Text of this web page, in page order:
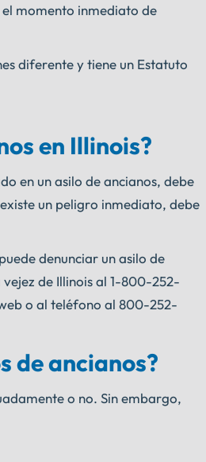
el momento inmediato de
diferente y tiene un Estatuto
en Illinois?
en un asilo de ancianos, debe
un peligro inmediato, debe
denunciar un asilo de
de Illinois al 1-800-252-
o al teléfono al 800-252-
de ancianos?
o no. Sin embargo,